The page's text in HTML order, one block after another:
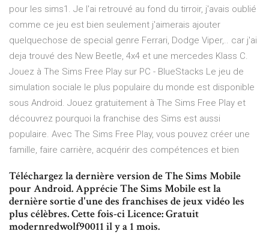
pour les sims1. Je l'ai retrouvé au fond du tirroir, j'avais oublié
comme ce jeu est bien seulement j'aimerais ajouter
quelquechose de special genre Ferrari, Dodge Viper,.. car j'ai
deja trouvé des New Beetle, 4x4 et une mercedes Klass C.
Jouez à The Sims Free Play sur PC - BlueStacks Le jeu de
simulation sociale le plus populaire du monde est disponible
sous Android. Jouez gratuitement à The Sims Free Play et
découvrez pourquoi la franchise des Sims est aussi
populaire. Avec The Sims Free Play, vous pouvez créer une
famille, faire carrière, acquérir des compétences et bien
Téléchargez la dernière version de The Sims Mobile
pour Android. Apprécie The Sims Mobile est la
dernière sortie d'une des franchises de jeux vidéo les
plus célèbres. Cette fois-ci Licence: Gratuit
modernredwolf90011 il y a 1 mois.